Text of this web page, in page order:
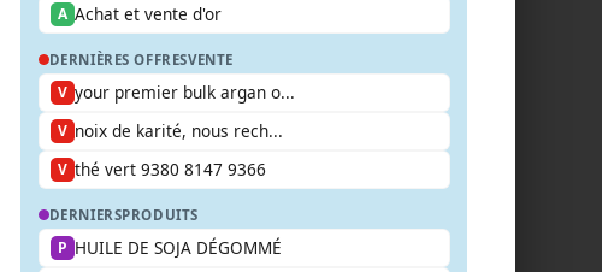
A Achat et vente d'or
DERNIÈRES OFFRESVENTE
V your premier bulk argan o...
V noix de karité, nous rech...
V thé vert 9380 8147 9366
DERNIERSPRODUITS
P HUILE DE SOJA DÉGOMMÉ